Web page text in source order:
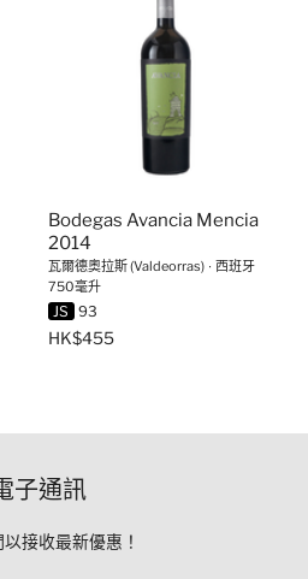
Bodegas Avancia Mencia
2014
瓦爾德奧拉斯 (Valdeorras) ∙ 西班牙
750毫升
JS 93
HK$455
子通訊
接收最新優惠！